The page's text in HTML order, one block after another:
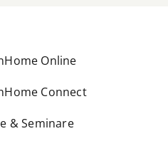
Online
Connect
& Seminare